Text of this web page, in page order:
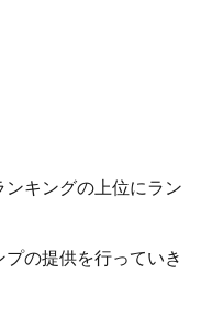
キングの上位にラン
の提供を行っていき